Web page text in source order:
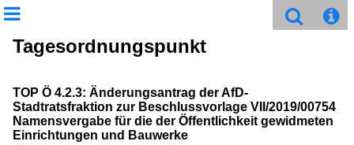
Tagesordnungspunkt
TOP Ö 4.2.3: Änderungsantrag der AfD-
Stadtratsfraktion zur Beschlussvorlage VII/2019/00754
Namensvergabe für die der Öffentlichkeit gewidmeten
Einrichtungen und Bauwerke